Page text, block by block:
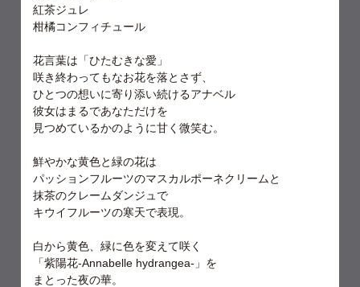
紅茶ジュレ
柑橘コンフィチュール
花言葉は「ひたむきな愛」
咲き終わってもなお花を落とさず、
ひとつの想いに寄り添い続けるアナベル
彼女はまるであなただけを
見つめているかのように甘く微笑む。
鮮やかな黄色と緑の花は
パッションフルーツのマスカルポーネクリームと
抹茶のクレームダンジュで
キウイフルーツの寒天で表現。
白から黄色、緑に色を変えて咲く
「紫陽花-Annabelle hydrangea-」を
まとった夜の華。